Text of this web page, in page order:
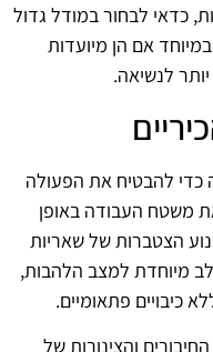
כדאי לבחור במודל גדול
אם הן מיועדות
לנשיאה.
כדי להבטיח את הפעולה
משטח העבודה באופן
הצטברות של שאריות
לב מיוחדת למצב הלהבות,
כיבויים פתאומיים.
והצינורות של